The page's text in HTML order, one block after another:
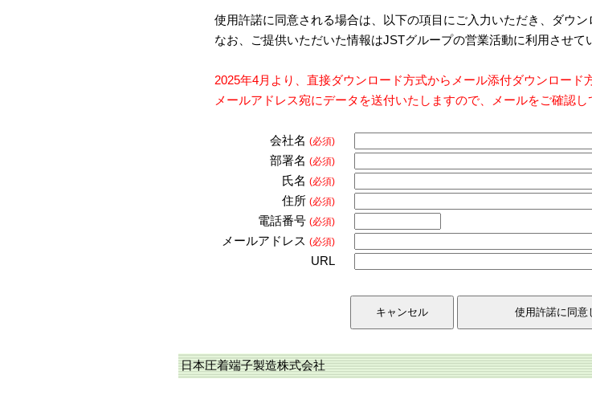
使用許諾に同意される場合は、以下の項目にご入力いただき、ダウン
なお、ご提供いただいた情報はJSTグループの営業活動に利用させて
2025年4月より、直接ダウンロード方式からメール添付ダウンロード
メールアドレス宛にデータを送付いたしますので、メールをご確認
会社名 (必須)
部署名 (必須)
氏名 (必須)
住所 (必須)
電話番号 (必須)
メールアドレス (必須)
URL
日本圧着端子製造株式会社